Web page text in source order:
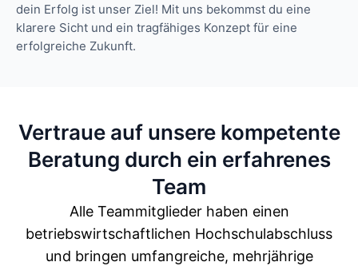
dein Erfolg ist unser Ziel! Mit uns bekommst du eine
klarere Sicht und ein tragfähiges Konzept für eine
erfolgreiche Zukunft.
Vertraue auf unsere kompetente
Beratung durch ein erfahrenes
Team
Alle Teammitglieder haben einen
betriebswirtschaftlichen Hochschulabschluss
und bringen umfangreiche, mehrjährige